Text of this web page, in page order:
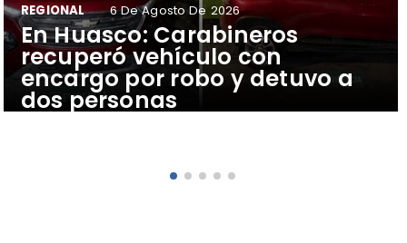
​En Huasco: Carabineros
recuperó vehículo con
encargo por robo y detuvo a
dos personas
REGIONAL 6 De Agosto De 2026